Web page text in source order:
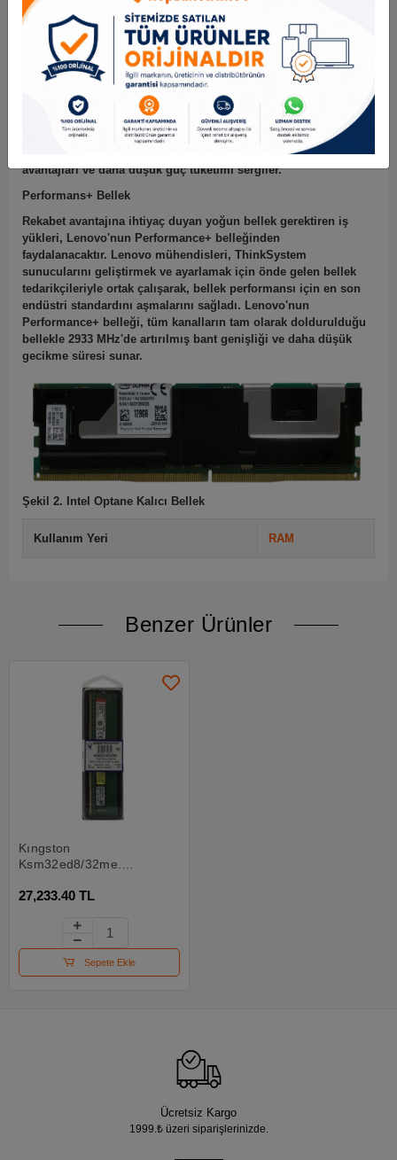
yönelik giderek artan talebi karşılamak için, önde gelen Tier 1
DRAM tedarikçisiyle ortaklığımızdan TSV (Through Silicon Via)
teknolojisini uygulayan 3DS (3 Boyutlu Yığılmış) DDR4
RDIMM'ler sunar.
Yeni TSV 3DS yığın teknolojisi, daha yüksek
çalışma frekansı ve azaltılmış güç tüketimi ile daha yüksek
yoğunluklu DRAM yığın paketlerine olanak tanır.3DS TSV
DRAM paketleri ile birlikte RDIMM yapılandırması, veri
merkezleri için nihai olarak en düşük TCO'yu sağlamak için
alternatif yüksek yoğunluklu çözümlere göre performans
avantajları ve daha düşük güç tüketimi sergiler.
Performans+ Bellek
Rekabet avantajına ihtiyaç duyan yoğun bellek gerektiren iş
yükleri, Lenovo'nun Performance+ belleğinden
faydalanacaktır. Lenovo mühendisleri, ThinkSystem
sunucularını geliştirmek ve ayarlamak için önde gelen bellek
tedarikçileriyle ortak çalışarak, bellek performansı için en son
endüstri standardını aşmalarını sağladı. Lenovo'nun
Performance+ belleği, tüm kanalların tam olarak doldurulduğu
bellekle 2933 MHz'de artırılmış bant genişliği ve daha düşük
gecikme süresi sunar.
Şekil 2. Intel Optane Kalıcı Bellek
Kullanım Yeri RAM
Benzer Ürünler
Kıngston
Ksm32ed8/32me,
Ecc, Cl22, Udımm,
27,233.40 TL
Sepete Ekle
Ücretsiz Kargo
1999.₺ üzeri siparişlerinizde.